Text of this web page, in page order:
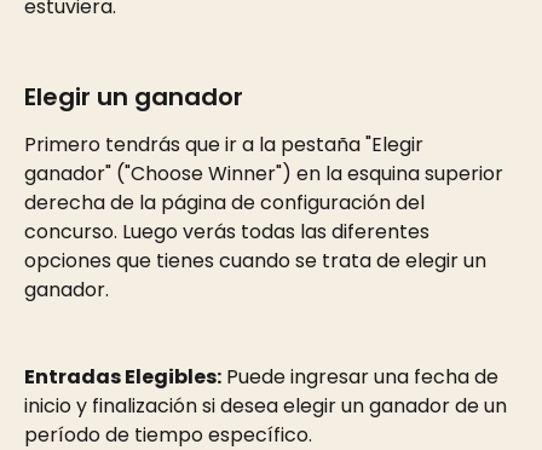
estuviera.
Elegir un ganador
Primero tendrás que ir a la pestaña "Elegir
ganador" ("Choose Winner") en la esquina superior
derecha de la página de configuración del
concurso. Luego verás todas las diferentes
opciones que tienes cuando se trata de elegir un
ganador.
Entradas Elegibles: Puede ingresar una fecha de
inicio y finalización si desea elegir un ganador de un
período de tiempo específico.